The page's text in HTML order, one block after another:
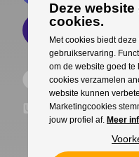
Deze
cookies.
Met cookies biedt
gebruikservaring.
om de website goed te
cookies verzamelen
website kunnen
Marketingcookies
jouw profiel af. Meer